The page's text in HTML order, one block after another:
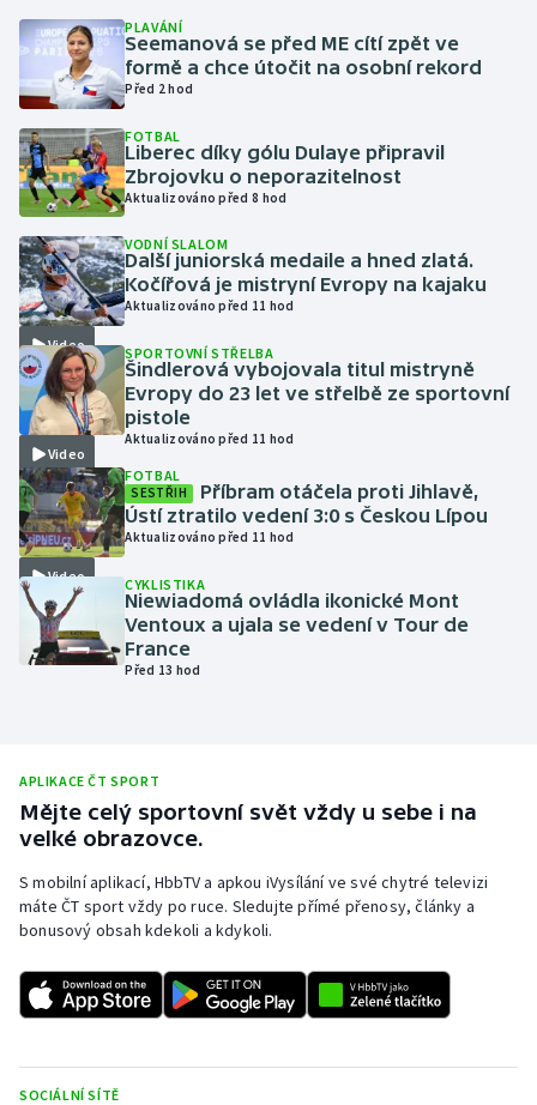
Jezdectví
Judo
Krasobruslení
Lezení
Lyže a snowboard
Moderní pětiboj
Motorsport
Olympijské hry
Parasport
Plavání
Plážový volejbal
Ragby
Rychlostní kanoistika
Short track
Sportovní střelba
Triatlon
Veslování
PLAVÁNÍ
Seemanová se před ME cítí zpět ve
formě a chce útočit na osobní rekord
Před 2 hod
FOTBAL
Liberec díky gólu Dulaye připravil
Zbrojovku o neporazitelnost
Aktualizováno před 8 hod
Video
VODNÍ SLALOM
Další juniorská medaile a hned zlatá.
Kočířová je mistryní Evropy na kajaku
Aktualizováno před 11 hod
Video
SPORTOVNÍ STŘELBA
Šindlerová vybojovala titul mistryně
Evropy do 23 let ve střelbě ze sportovní
pistole
Aktualizováno před 11 hod
Video
FOTBAL
SESTŘIH
Příbram otáčela proti Jihlavě,
Ústí ztratilo vedení 3:0 s Českou Lípou
Aktualizováno před 11 hod
CYKLISTIKA
Niewiadomá ovládla ikonické Mont
Ventoux a ujala se vedení v Tour de
France
Před 13 hod
APLIKACE ČT SPORT
Mějte celý sportovní svět vždy u sebe i na
velké obrazovce.
S mobilní aplikací, HbbTV a apkou iVysílání ve své chytré televizi
máte ČT sport vždy po ruce. Sledujte přímé přenosy, články a
bonusový obsah kdekoli a kdykoli.
SOCIÁLNÍ SÍTĚ